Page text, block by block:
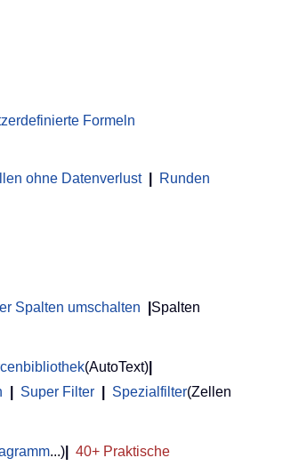
Formeln
ohne Datenverlust
Runden
Spalten umschalten
Spalten
(AutoText)
Super Filter Spezialfilter(Zellen
...)
40+ Praktische